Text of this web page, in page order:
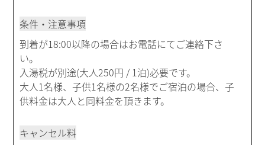
条件・注意事項
到着が18:00以降の場合はお電話にてご連絡下さ
い。
入湯税が別途(大人250円 / 1泊)必要です。
大人1名様、子供1名様の2名様でご宿泊の場合、子
供料金は大人と同料金を頂きます。
キャンセル料